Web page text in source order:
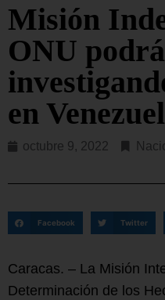
Misión
ONU
en
octubre 9, 2022
Facebook Twitter
Caracas. – La Misión
Determinación de los